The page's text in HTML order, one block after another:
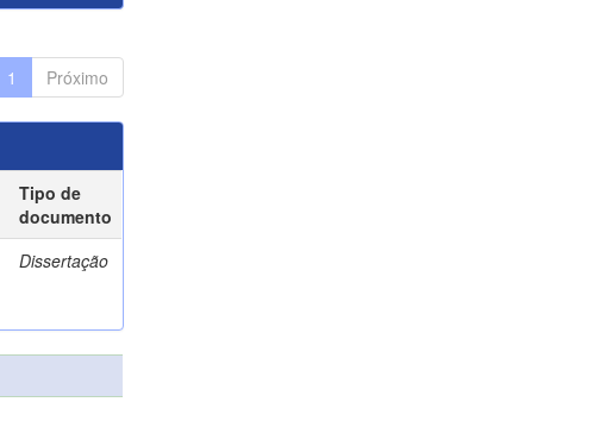
1 Próximo
Tipo de
documento
Dissertação